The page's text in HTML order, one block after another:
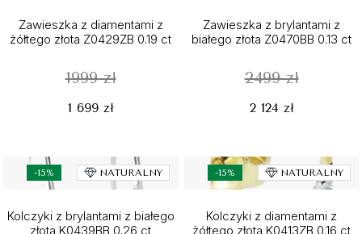
Zawieszka z diamentami z
żółtego złota Z0429ZB 0.19 ct
1999 zł
1 699 zł
Zawieszka z brylantami z
białego złota Z0470BB 0.13 ct
2499 zł
2 124 zł
-15% NATURALNY
Kolczyki z brylantami z białego
złota K0439BB 0.26 ct
-15% NATURALNY
Kolczyki z diamentami z
żółtego złota K0413ZB 0.16 ct